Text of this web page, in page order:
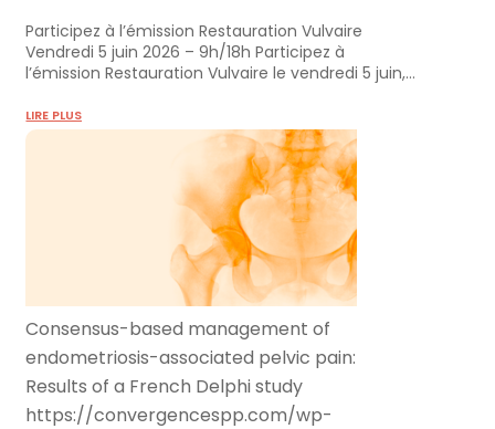
Participez à l’émission Restauration Vulvaire
Vendredi 5 juin 2026 – 9h/18h Participez à
l’émission Restauration Vulvaire le vendredi 5 juin,…
LIRE PLUS
Consensus-based management of
endometriosis-associated pelvic pain:
Results of a French Delphi study
https://convergencespp.com/wp-